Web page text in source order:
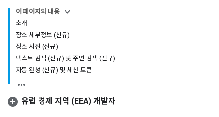
이 페이지의 내용
소개
장소 세부정보 (신규)
장소 사진 (신규)
텍스트 검색 (신규) 및 주변 검색 (신규)
자동 완성 (신규) 및 세션 토큰
유럽 경제 지역 (EEA) 개발자